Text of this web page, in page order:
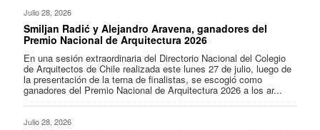
Julio 28, 2026
Smiljan Radić y Alejandro Aravena, ganadores del
Premio Nacional de Arquitectura 2026
En una sesión extraordinaria del Directorio Nacional del Colegio
de Arquitectos de Chile realizada este lunes 27 de julio, luego de
la presentación de la terna de finalistas, se escogió como
ganadores del Premio Nacional de Arquitectura 2026 a los ar...
Julio 28, 2026